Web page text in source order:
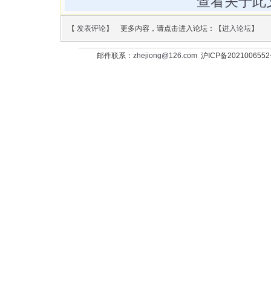
【 发表评论】 更多内容，请点击进入论坛：【进入论坛】
邮件联系： zhejiong@126.com沪ICP备